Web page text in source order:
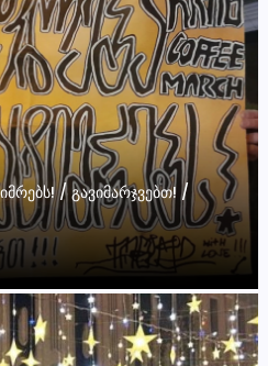
/ ᲒᲐᲕᲘᲛᲐᲠᲯᲕᲔᲑᲗ! /